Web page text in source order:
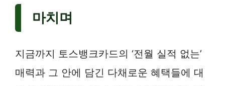
마치며
지금까지 토스뱅크카드의 ‘전월 실적 없는’
매력과 그 안에 담긴 다채로운 혜택들에 대